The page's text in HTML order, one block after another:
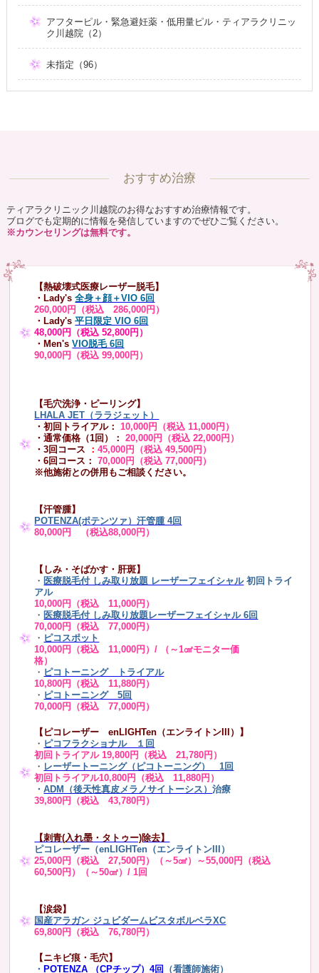
アフターピル・緊急避妊薬・低用量ピル・ティアラクリニッ
ク川越院（2）
未指定（96）
おすすめ治療
ティアラクリニック川越院のお得なおすすめ治療情報です。
ブログでも定期的に情報を発信していますのでぜひご覧ください。
※カウンセリングは無料です。
【熱破壊式医療レーザー脱毛】
・Lady's 全身＋顔＋VIO 6回
260,000円（税込 286,000円）
・Lady's平日限定 VIO 6回
48,000円（税込 52,800円）
・Men's VIO脱毛 6回
90,000円（税込 99,000円）
【毛穴洗浄・ピーリング】
LHALA JET（ララジェット）
・初回トライアル： 10,000円（税込 11,000円）
・通常価格（1回）：
20,000円（税込 22,000円）
・3回コース ：45,000円（税込 49,500円）
・6回コース：
70,000円（税込 77,000円）
※他施術との併用もご相談ください。
【汗管腫】
POTENZA(ポテンツァ）汗管腫 4回
80,000円 （税込88,000円）
【しみ・そばかす・肝斑】
・ 医療脱毛付 しみ取り放題 レーザーフェイシャル 初回トライ
アル
10,000円（税込 11,000円）
・ 医療脱毛付 しみ取り放題レーザーフェイシャル 6回
70,000円（税込 77,000円）
・ ピコスポット
10,000円（税込 11,000円）/ （～1㎠モニター価
格）
・ ピコトーニング トライアル
10,800円（税込 11,880円）
・ ピコトーニング 5回
70,000円（税込 77,000円）
【ピコレーザー enLIGHTen（エンライトンIII）】
・ ピコフラクショナル １回
初回トライアル 19,800円（税込 21,780円）
・ レーザートーニング（ピコトーニング） 1回
初回トライアル10,800円（税込 11,880円）
・ADM（後天性真皮メラノサイトーシス）治療
39,800円（税込 43,780円）
【刺青(入れ墨・タトゥー)除去】
ピコレーザー（enLIGHTen（エンライトンIII）
25,000円（税込 27,500円）（～5㎠）～55,000円（税込
60,500円）（～50㎠）/ 1回
【涙袋】
国産アラガン ジュビダームビスタボルベラXC
69,800円（税込 76,780円）
【ニキビ痕・毛穴】
・ POTENZA （CPチップ）4回 （看護師施術）